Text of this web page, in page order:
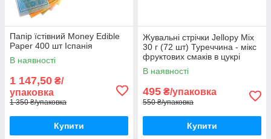
Папір їстівний Money Edible
Paper 400 шт Іспанія
В наявності
1 147,50 ₴/
упаковка
1 350 ₴/упаковка
Купити
Жувальні стрічки Jellopy Mix
30 г (72 шт) Туреччина - мікс
фруктових смаків в цукрі
В наявності
495 ₴/упаковка
550 ₴/упаковка
Купити